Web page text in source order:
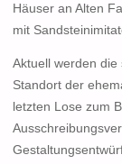
Häuser an Alten
mit
Aktuell werden die
Standort der
letzten Lose zum